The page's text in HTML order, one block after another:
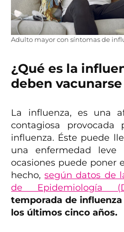
Adulto mayor con síntomas de
¿Qué es la
deben
La influenza, es una
contagiosa
influenza. Éste puede
una enfermedad leve
ocasiones puede poner
hecho,según datos de
de Epidemiología
temporada de
los últimos cinco años.